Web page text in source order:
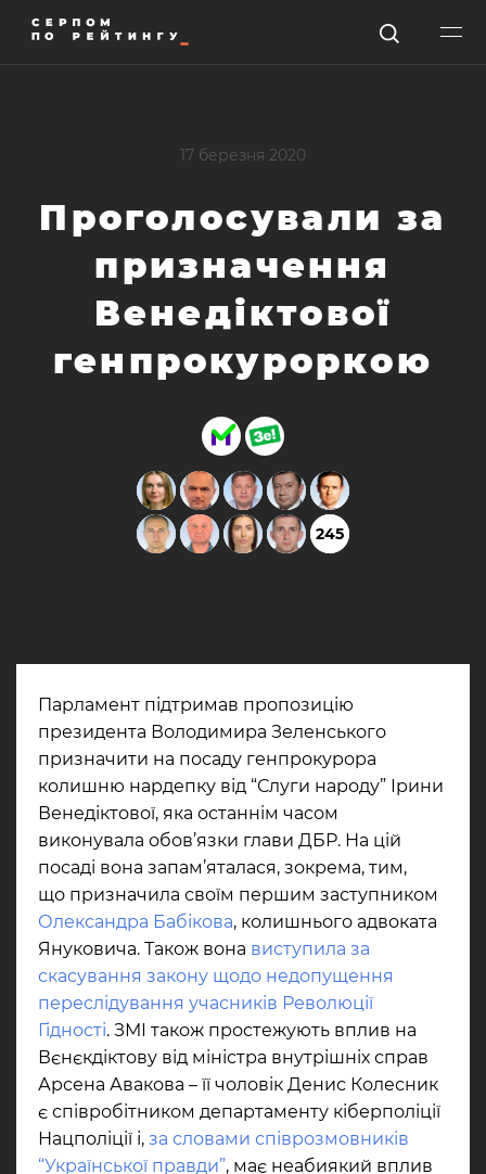
17 березня 2020
Проголосували за
призначення
Венедіктової
генпрокуроркою
245
Парламент підтримав пропозицію
президента Володимира Зеленського
призначити на посаду генпрокурора
колишню нардепку від “Слуги народу” Ірини
Венедіктової, яка останнім часом
виконувала обов’язки глави ДБР. На цій
посаді вона запам’яталася, зокрема, тим,
що призначила своїм першим заступником
Олександра Бабікова, колишнього адвоката
Януковича. Також вона виступила за
скасування закону щодо недопущення
переслідування учасників Революції
Гідності. ЗМІ також простежують вплив на
Вєнєкдіктову від міністра внутрішніх справ
Арсена Авакова – її чоловік Денис Колесник
є співробітником департаменту кіберполіції
Нацполіції і, за словами співрозмовників
“Української правди”, має неабиякий вплив